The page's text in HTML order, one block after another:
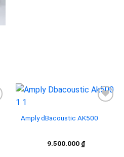
Amply dBacoustic AK500
9.500.000 ₫